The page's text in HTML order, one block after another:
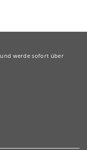
und werde sofort über